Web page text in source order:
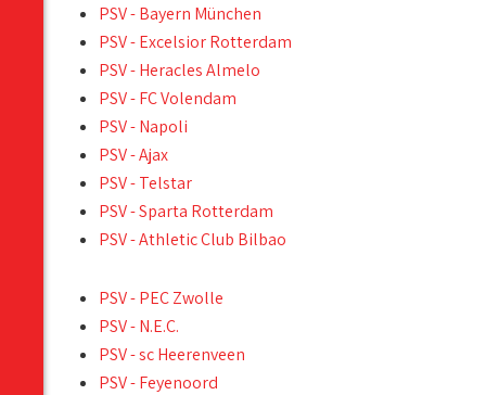
PSV - Bayern München
PSV - Excelsior Rotterdam
PSV - Heracles Almelo
PSV - FC Volendam
PSV - Napoli
PSV - Ajax
PSV - Telstar
PSV - Sparta Rotterdam
PSV - Athletic Club Bilbao
PSV - PEC Zwolle
PSV - N.E.C.
PSV - sc Heerenveen
PSV - Feyenoord